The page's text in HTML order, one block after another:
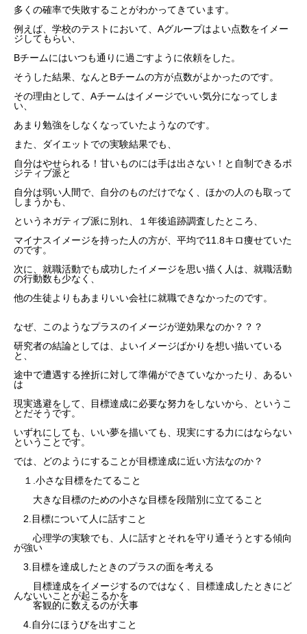
多くの確率で失敗することがわかってきています。
例えば、学校のテストにおいて、Aグループはよい点数をイメー
ジしてもらい、
Bチームにはいつも通りに過ごすように依頼をした。
そうした結果、なんとBチームの方が点数がよかったのです。
その理由として、Aチームはイメージでいい気分になってしま
い、
あまり勉強をしなくなっていたようなのです。
また、ダイエットでの実験結果でも、
自分はやせられる！甘いものには手は出さない！と自制できるポ
ジティブ派と
自分は弱い人間で、自分のものだけでなく、ほかの人のも取って
しまうかも、
というネガティブ派に別れ、１年後追跡調査したところ、
マイナスイメージを持った人の方が、平均で11.8キロ痩せていた
のです。
次に、就職活動でも成功したイメージを思い描く人は、就職活動
の行動数も少なく、
他の生徒よりもあまりいい会社に就職できなかったのです。
なぜ、このようなプラスのイメージが逆効果なのか？？？
研究者の結論としては、よいイメージばかりを想い描いている
と、
途中で遭遇する挫折に対して準備ができていなかったり、あるい
は
現実逃避をして、目標達成に必要な努力をしないから、というこ
とだそうです。
いずれにしても、いい夢を描いても、現実にする力にはならない
ということです。
では、どのようにすることが目標達成に近い方法なのか？
１.小さな目標をたてること
大きな目標のための小さな目標を段階別に立てること
2.目標について人に話すこと
心理学の実験でも、人に話すとそれを守り通そうとする傾向
が強い
3.目標を達成したときのプラスの面を考える
目標達成をイメージするのではなく、目標達成したときにど
んないいことが起こるかを
客観的に数えるのが大事
4.自分にほうびを出すこと